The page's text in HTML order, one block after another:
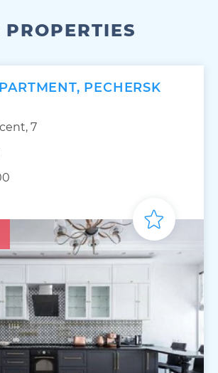
PECHERSK
7